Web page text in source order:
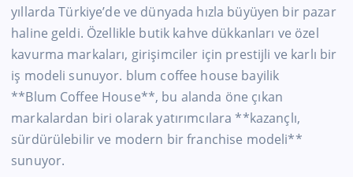
yıllarda Türkiye’de ve dünyada hızla büyüyen bir pazar
haline geldi. Özellikle butik kahve dükkanları ve özel
kavurma markaları, girişimciler için prestijli ve karlı bir
iş modeli sunuyor. blum coffee house bayilik
**Blum Coffee House**, bu alanda öne çıkan
markalardan biri olarak yatırımcılara **kazançlı,
sürdürülebilir ve modern bir franchise modeli**
sunuyor.